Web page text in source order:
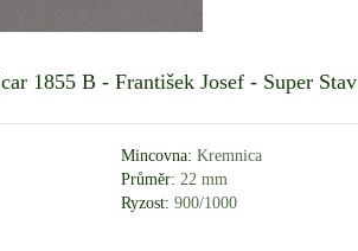
1855 B - František Josef - Super
Mincovna: Kremnica
Průměr: 22 mm
Ryzost: 900/1000